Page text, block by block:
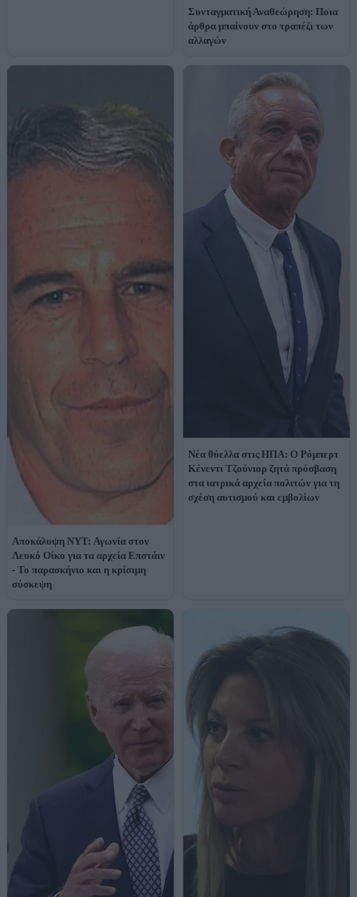
Συνταγματική Αναθεώρηση: Ποια
άρθρα μπαίνουν στο τραπέζι των
αλλαγών
Αποκάλυψη NYT: Αγωνία στον
Λευκό Οίκο για τα αρχεία Επστάιν
- Το παρασκήνιο και η κρίσιμη
σύσκεψη
Νέα θύελλα στις ΗΠΑ: Ο Ρόμπερτ
Κένεντι Τζούνιορ ζητά πρόσβαση
στα ιατρικά αρχεία πολιτών για τη
σχέση αυτισμού και εμβολίων